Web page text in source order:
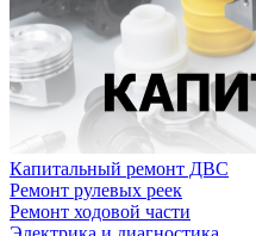
Капитальный ремонт ДВС
Ремонт рулевых реек
Ремонт ходовой части